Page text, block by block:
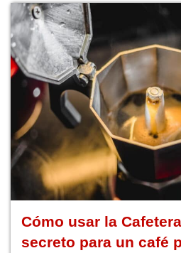
Cómo usar la
secreto para un café